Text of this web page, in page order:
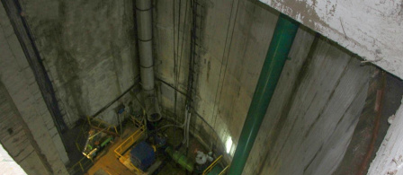
Перейти к основному содержанию